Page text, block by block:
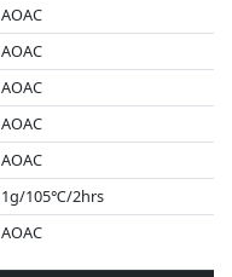
AOAC
AOAC
AOAC
AOAC
AOAC
1g/105℃/2hrs
AOAC